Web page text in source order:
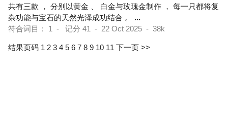
共有三款 ， 分别以黄金 、 白金与玫瑰金制作 ， 每一只都将复
杂功能与宝石的天然光泽成功结合 。 ...
符合词目： 1 - 记分 41 - 22 Oct 2025 - 38k
结果页码 1 2 3 4 5 6 7 8 9 10 11 下一页 >>